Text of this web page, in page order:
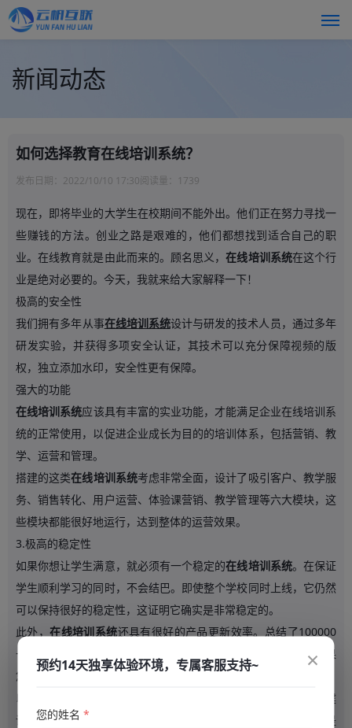
新闻动态
如何选择教育在线培训系统？
发布日期： 2022/10/10 17:30阅读量： 1739
现在，即将毕业的大学生在校期间不能外出。他们正在努力寻找一
些赚钱的方法。创业之路是艰难的，他们都想找到适合自己的职
业。在线教育就是由此而来的。顾名思义，在线培训系统在这个行
业是绝对必要的。今天，我就来给大家解释一下！
极高的安全性
我们拥有多年从事在线培训系统设计与研发的技术人员，通过多年
研发实验，并获得多项安全认证，其技术可以充分保障视频的版
权，独立添加水印，安全性更有保障。
强大的功能
在线培训系统应该具有丰富的实业功能，才能满足企业在线培训系
统的正常使用，以促进企业成长为目的的培训体系，包括营销、教
学、运营和管理。
搭建的这类在线培训系统考虑非常全面，设计了吸引客户、教学服
务、销售转化、用户运营、体验课营销、教学管理等六大模块，这
些模块都能很好地运行，达到整体的运营效果。
3.极高的稳定性
如果你想让学生满意，就必须有一个稳定的在线培训系统。在保证
学生顺利学习的同时，不会结巴。即使整个学校同时上线，它仍然
可以保持很好的稳定性，这证明它确实是非常稳定的。
此外，在线培训系统还具有很好的产品更新效率。总结了100000
+在线学校的需求，平均每代4.5天，可以保持良好的竞争力。如果
您有这样的在线培训需求，建议您直接在网站在线咨询客服人员。
以上就是
服务商给大家讲解的。如果你有更好的建
议，不妨提出来讨论。如果你对它感兴趣，就去试试看，也许这是
×
预约14天独享体验环境，专属客服支持~
您的姓名*